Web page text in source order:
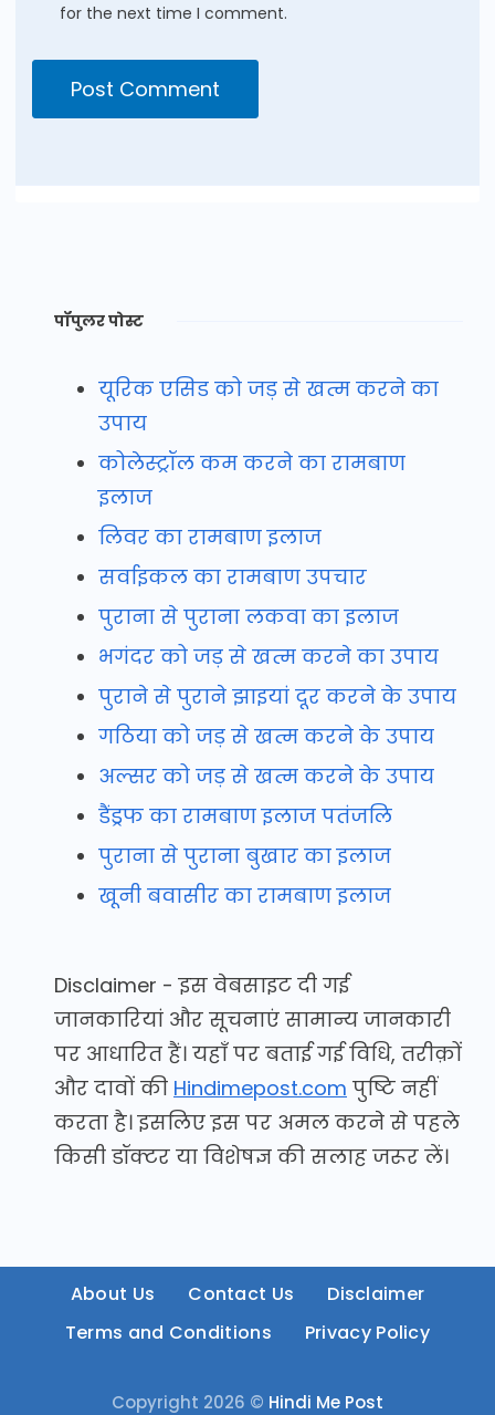
for the next time I comment.
पॉपुलर पोस्ट
यूरिक एसिड को जड़ से खत्म करने का
उपाय
कोलेस्ट्रॉल कम करने का रामबाण
इलाज
लिवर का रामबाण इलाज
सर्वाइकल का रामबाण उपचार
पुराना से पुराना लकवा का इलाज
भगंदर को जड़ से खत्म करने का उपाय
पुराने से पुराने झाइयां दूर करने के उपाय
गठिया को जड़ से खत्म करने के उपाय
अल्सर को जड़ से खत्म करने के उपाय
डैंड्रफ का रामबाण इलाज पतंजलि
पुराना से पुराना बुखार का इलाज
खूनी बवासीर का रामबाण इलाज
Disclaimer - इस वेबसाइट दी गई
जानकारियां और सूचनाएं सामान्य जानकारी
पर आधारित हैं। यहाँ पर बताई गई विधि, तरीक़ों
और दावों की Hindimepost.com पुष्टि नहीं
करता है। इसलिए इस पर अमल करने से पहले
किसी डॉक्टर या विशेषज्ञ की सलाह जरूर लें।
About Us Contact Us
Disclaimer
Terms and Conditions
Privacy Policy
Copyright 2026 © Hindi Me Post